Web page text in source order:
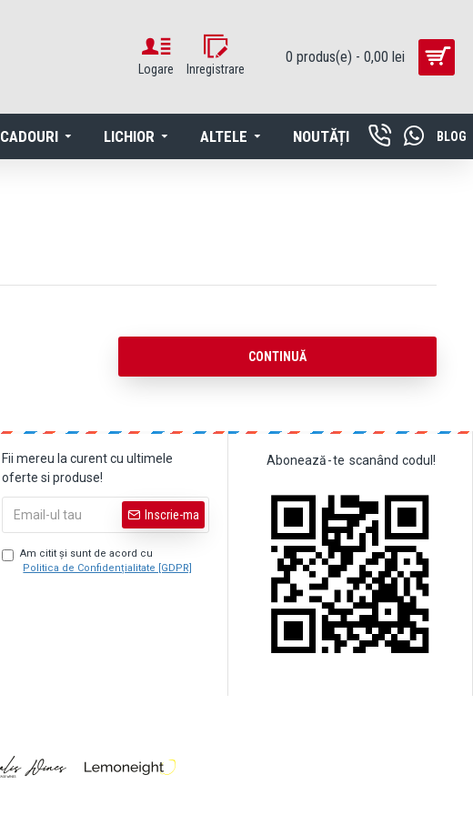
Logare Inregistrare
0 produs(e) - 0,00 lei
CADOURI LICHIOR ALTELE NOUTĂȚI BLOG
CONTINUĂ
Fii mereu la curent cu ultimele
oferte si produse!
Inscrie-ma
Am citit şi sunt de acord cu
Politica de Confidențialitate [GDPR]
Abonează-te scanând codul!